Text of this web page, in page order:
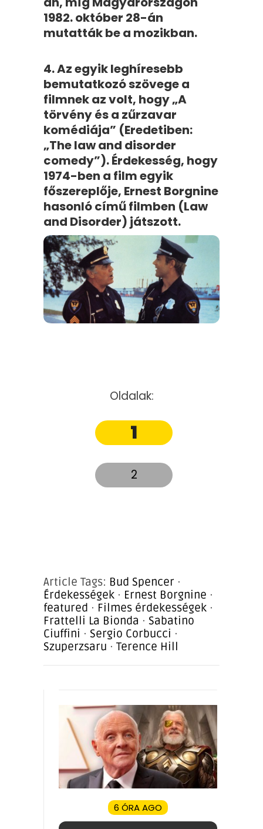
1982. október 28-án
mutatták be a mozikban.
4. Az egyik leghíresebb
bemutatkozó szövege a
filmnek az volt, hogy „A
törvény és a zűrzavar
komédiája” (Eredetiben:
„The law and disorder
comedy”). Érdekesség, hogy
1974-ben a film egyik
főszereplője, Ernest Borgnine
hasonló című filmben (Law
and Disorder) játszott.
Oldalak:
1
2
Article Tags: Bud Spencer ·
Érdekességek · Ernest Borgnine ·
featured · Filmes érdekességek ·
Frattelli La Bionda · Sabatino
Ciuffini · Sergio Corbucci ·
Szuperzsaru · Terence Hill
6 ÓRA AGO